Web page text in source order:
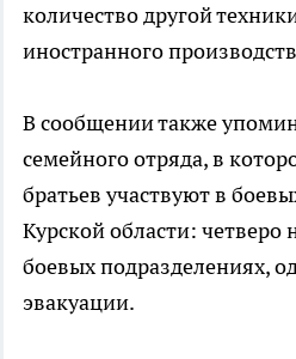
количество другой
иностранного
В сообщении также
семейного отряда, в
братьев участвуют в
Курской области: четверо
боевых подразделениях,
эвакуации.